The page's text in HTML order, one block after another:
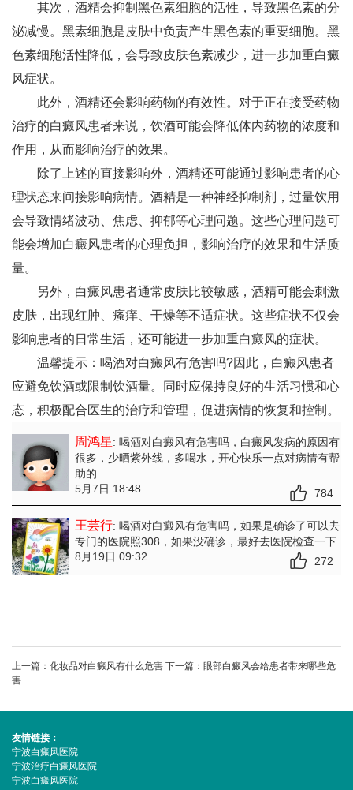
其次，酒精会抑制黑色素细胞的活性，导致黑色素的分
泌减慢。黑素细胞是皮肤中负责产生黑色素的重要细胞。黑
色素细胞活性降低，会导致皮肤色素减少，进一步加重白癜
风症状。
此外，酒精还会影响药物的有效性。对于正在接受药物
治疗的白癜风患者来说，饮酒可能会降低体内药物的浓度和
作用，从而影响治疗的效果。
除了上述的直接影响外，酒精还可能通过影响患者的心
理状态来间接影响病情。酒精是一种神经抑制剂，过量饮用
会导致情绪波动、焦虑、抑郁等心理问题。这些心理问题可
能会增加白癜风患者的心理负担，影响治疗的效果和生活质
量。
另外，白癜风患者通常皮肤比较敏感，酒精可能会刺激
皮肤，出现红肿、瘙痒、干燥等不适症状。这些症状不仅会
影响患者的日常生活，还可能进一步加重白癜风的症状。
温馨提示：喝酒对白癜风有危害吗?因此，白癜风患者
应避免饮酒或限制饮酒量。同时应保持良好的生活习惯和心
态，积极配合医生的治疗和管理，促进病情的恢复和控制。
周鸿星: 喝酒对白癜风有危害吗，白癜风发病的原因有
很多，少晒紫外线，多喝水，开心快乐一点对病情有帮
助的
5月7日 18:48
784
王芸行: 喝酒对白癜风有危害吗，如果是确诊了可以去
专门的医院照308，如果没确诊，最好去医院检查一下
8月19日 09:32
272
上一篇： 化妆品对白癜风有什么危害 下一篇： 眼部白癜风会给患者带来哪些危
害
友情链接：
宁波白癜风医院
宁波治疗白癜风医院
宁波白癜风医院